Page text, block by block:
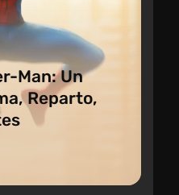
Man: Un
Reparto,